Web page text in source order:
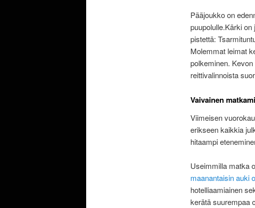
Pääjoukko on
puupolulle.Kärki
pistettä:
Molemmat leimat
polkeminen.
reittivalinnoista
Vaivainen
Viimeisen
erikseen kaikkia
hitaampi
Useimmilla matka
maanantaisin auki
hotelliaamiainen
kerätä suurempaa